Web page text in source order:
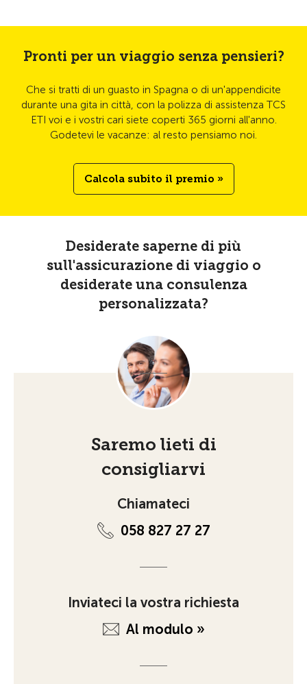
Pronti per un viaggio senza pensieri?
Che si tratti di un guasto in Spagna o di un'appendicite
durante una gita in città, con la polizza di assistenza TCS
ETI voi e i vostri cari siete coperti 365 giorni all'anno.
Godetevi le vacanze: al resto pensiamo noi.
Calcola subito il premio »
Desiderate saperne di più
sull'assicurazione di viaggio o
desiderate una consulenza
personalizzata?
Saremo lieti di
consigliarvi
Chiamateci
058 827 27 27
Inviateci la vostra richiesta
Al modulo »